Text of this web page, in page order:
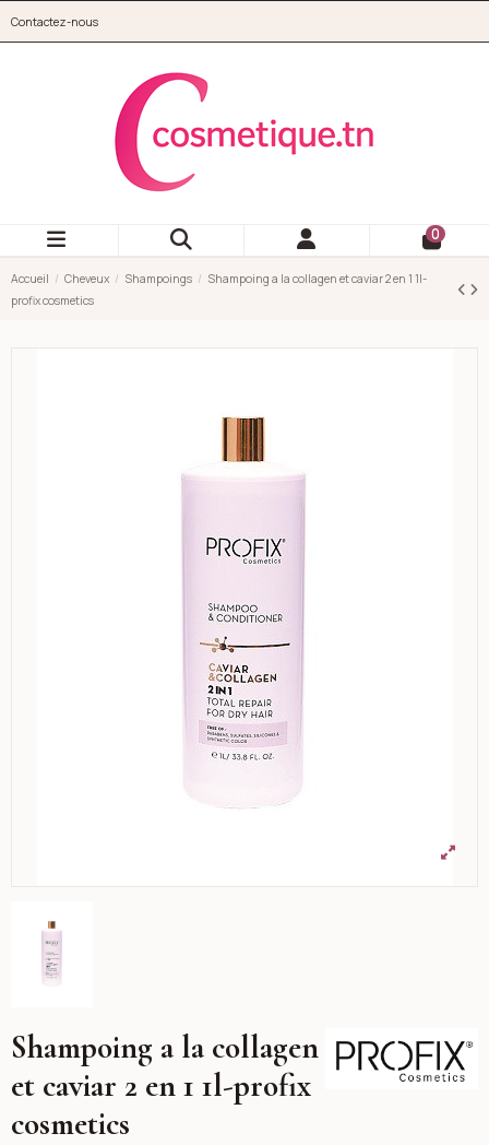
Contactez-nous
0
Accueil Cheveux Shampoings
Shampoing a la collagen et caviar 2 en 1 1l-
profix cosmetics
PROFIX COSMETIC
Shampoing a la collagen
et caviar 2 en 1 1l-profix
cosmetics